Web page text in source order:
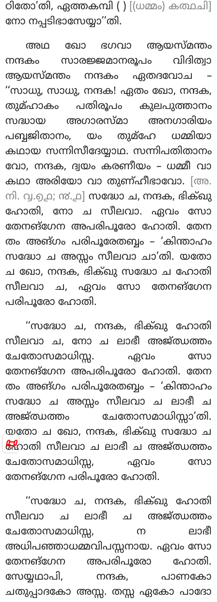
📜
ഠിതോ’തി, ഏത്തകമ്പി ( ) [(ധമ്മം) കത്ഥചി]
നോ നപ്പടിഭാസേയ്യാ’’തി.
അഥ ഖോ ഭഗവാ ആയസ്മന്തം
നന്ദകം സാരജ്ജമാനരൂപം വിദിത്വാ
ആയസ്മന്തം നന്ദകം ഏതദവോച –
‘‘സാധു, സാധു, നന്ദക! ഏതം ഖോ, നന്ദക,
തുമ്ഹാകം പതിരൂപം കുലപുത്താനം
സദ്ധായ അഗാരസ്മാ അനഗാരിയം
പബ്ബജിതാനം, യം തുമ്ഹേ ധമ്മിയാ
കഥായ സന്നിസീദേയ്യാഥ. സന്നിപതിതാനം
വോ, നന്ദക, ദ്വയം കരണീയം – ധമ്മീ വാ
കഥാ അരിയോ വാ തുണ്ഹീഭാവോ.
[അ.
നി. ൮.൭൧; ൯.൧] സദ്ധോ ച, നന്ദക, ഭിക്ഖു
ഹോതി, നോ ച സീലവാ. ഏവം സോ
തേനങ്ഗേന അപരിപൂരോ ഹോതി. തേന
തം അങ്ഗം പരിപൂരേതബ്ബം – ‘കിന്താഹം
സദ്ധോ ച അസ്സംസീലവാ ചാ’തി. യതോ
ച ഖോ, നന്ദക, ഭിക്ഖു സദ്ധോ ച ഹോതി
സീലവാ ച, ഏവം സോ തേനങ്ഗേന
പരിപൂരോ ഹോതി.
‘‘സദ്ധോ ച, നന്ദക, ഭിക്ഖു ഹോതി
സീലവാ ച, നോ ച ലാഭീ അജ്ഝത്തം
ചേതോസമാധിസ്സ. ഏവം സോ
തേനങ്ഗേന അപരിപൂരോ ഹോതി. തേന
തം അങ്ഗം പരിപൂരേതബ്ബം – ‘കിന്താഹം
സദ്ധോ ച അസ്സം സീലവാ ച ലാഭീ ച
അജ്ഝത്തം ചേതോസമാധിസ്സാ’തി.
യതോ ച ഖോ, നന്ദക, ഭിക്ഖു സദ്ധോ ച
ഹോതി സീലവാ ച ലാഭീ ച അജ്ഝത്തം
ചേതോസമാധിസ്സ, ഏവം സോ
തേനങ്ഗേന പരിപൂരോ ഹോതി.
‘‘സദ്ധോ ച, നന്ദക, ഭിക്ഖു ഹോതി
സീലവാ ച ലാഭീ ച അജ്ഝത്തം
ചേതോസമാധിസ്സ, ന ലാഭീ
അധിപഞ്ഞാധമ്മവിപസ്സനായ. ഏവം സോ
തേനങ്ഗേന അപരിപൂരോ ഹോതി.
സേയ്യഥാപി, നന്ദക, പാണകോ
ചതുപ്പാദകോ അസ്സ. തസ്സ ഏകോ പാദോ